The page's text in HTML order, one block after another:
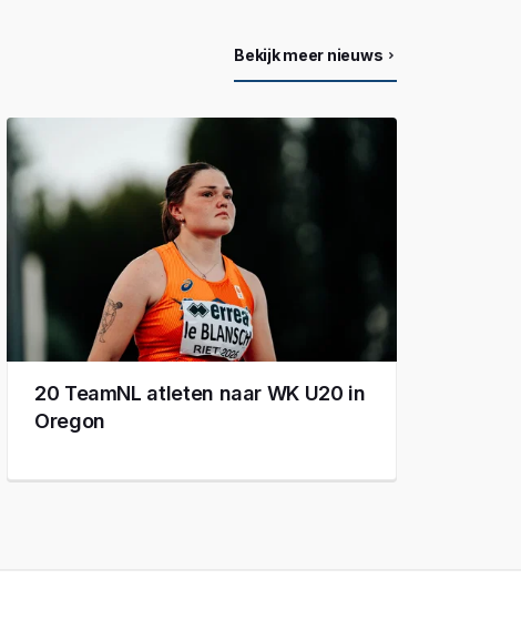
Bekijk meer nieuws
20 TeamNL atleten naar WK U20 in
Oregon